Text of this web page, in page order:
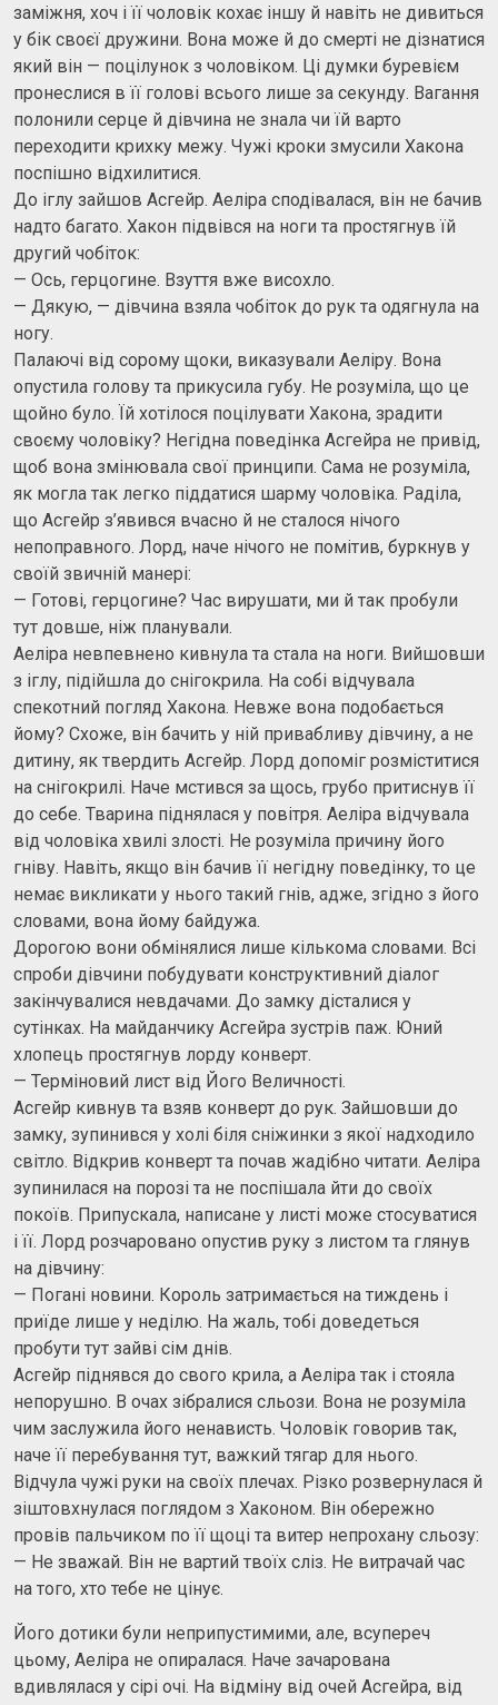
заміжня, хоч і її чоловік кохає іншу й навіть не дивиться
у бік своєї дружини. Вона може й до смерті не дізнатися
який він — поцілунок з чоловіком. Ці думки буревієм
пронеслися в її голові всього лише за секунду. Вагання
полонили серце й дівчина не знала чи їй варто
переходити крихку межу. Чужі кроки змусили Хакона
поспішно відхилитися.
До іглу зайшов Асгейр. Аеліра сподівалася, він не бачив
надто багато. Хакон підвівся на ноги та простягнув їй
другий чобіток:
— Ось, герцогине. Взуття вже висохло.
— Дякую, — дівчина взяла чобіток до рук та одягнула на
ногу.
Палаючі від сорому щоки, виказували Аеліру. Вона
опустила голову та прикусила губу. Не розуміла, що це
щойно було. Їй хотілося поцілувати Хакона, зрадити
своєму чоловіку? Негідна поведінка Асгейра не привід,
щоб вона змінювала свої принципи. Сама не розуміла,
як могла так легко піддатися шарму чоловіка. Раділа,
що Асгейр з’явився вчасно й не сталося нічого
непоправного. Лорд, наче нічого не помітив, буркнув у
своїй звичній манері:
— Готові, герцогине? Час вирушати, ми й так пробули
тут довше, ніж планували.
Аеліра невпевнено кивнула та стала на ноги. Вийшовши
з іглу, підійшла до снігокрила. На собі відчувала
спекотний погляд Хакона. Невже вона подобається
йому? Схоже, він бачить у ній привабливу дівчину, а не
дитину, як твердить Асгейр. Лорд допоміг розміститися
на снігокрилі. Наче мстився за щось, грубо притиснув її
до себе. Тварина піднялася у повітря. Аеліра відчувала
від чоловіка хвилі злості. Не розуміла причину його
гніву. Навіть, якщо він бачив її негідну поведінку, то це
немає викликати у нього такий гнів, адже, згідно з його
словами, вона йому байдужа.
Дорогою вони обмінялися лише кількома словами. Всі
спроби дівчини побудувати конструктивний діалог
закінчувалися невдачами. До замку дісталися у
сутінках. На майданчику Асгейра зустрів паж. Юний
хлопець простягнув лорду конверт.
— Терміновий лист від Його Величності.
Асгейр кивнув та взяв конверт до рук. Зайшовши до
замку, зупинився у холі біля сніжинки з якої надходило
світло. Відкрив конверт та почав жадібно читати. Аеліра
зупинилася на порозі та не поспішала йти до своїх
покоїв. Припускала, написане у листі може стосуватися
і її. Лорд розчаровано опустив руку з листом та глянув
на дівчину:
— Погані новини. Король затримається на тиждень і
приїде лише у неділю. На жаль, тобі доведеться
пробути тут зайві сім днів.
Асгейр піднявся до свого крила, а Аеліра так і стояла
непорушно. В очах зібралися сльози. Вона не розуміла
чим заслужила його ненависть. Чоловік говорив так,
наче її перебування тут, важкий тягар для нього.
Відчула чужі руки на своїх плечах. Різко розвернулася й
зіштовхнулася поглядом з Хаконом. Він обережно
провів пальчиком по її щоці та витер непрохану сльозу:
— Не зважай. Він не вартий твоїх сліз. Не витрачай час
на того, хто тебе не цінує.
Його дотики були неприпустимими, але, всупереч
цьому, Аеліра не опиралася. Наче зачарована
вдивлялася у сірі очі. На відміну від очей Асгейра, від